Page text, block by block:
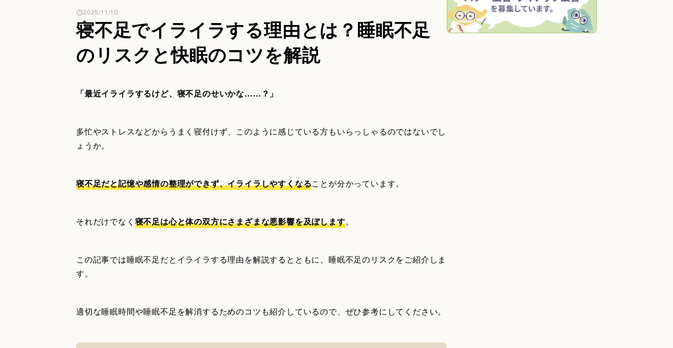
寝不足でイライラする理由とは？睡眠不足
のリスクと快眠のコツを解説
2025/11/10
「最近イライラするけど、寝不足のせいかな……？」
多忙やストレスなどからうまく寝付けず、このように感じている方もいらっしゃるのではないでし
ょうか。
寝不足だと記憶や感情の整理ができず、イライラしやすくなることが分かっています。
それだけでなく 寝不足は心と体の双方にさまざまな悪影響を及ぼします。
この記事では睡眠不足だとイライラする理由を解説するとともに、睡眠不足のリスクをご紹介しま
す。
適切な睡眠時間や睡眠不足を解消するためのコツも紹介しているので、ぜひ参考にしてください。